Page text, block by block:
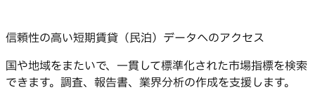
信頼性の高い短期賃貸（民泊）データへのアクセス
国や地域をまたいで、一貫して標準化された市場指標を検索
できます。調査、報告書、業界分析の作成を支援します。